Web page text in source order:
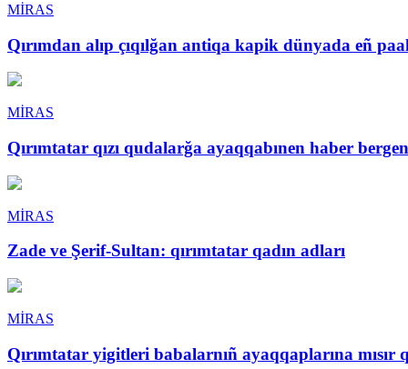
MİRAS
Qırımdan alıp çıqılğan antiqa kapik dünyada eñ
MİRAS
Qırımtatar qızı qudalarğa ayaqqabınen haber bergen
MİRAS
Zade ve Şerif-Sultan: qırımtatar qadın adları
MİRAS
Qırımtatar yigitleri babalarnıñ ayaqqaplarına mısır